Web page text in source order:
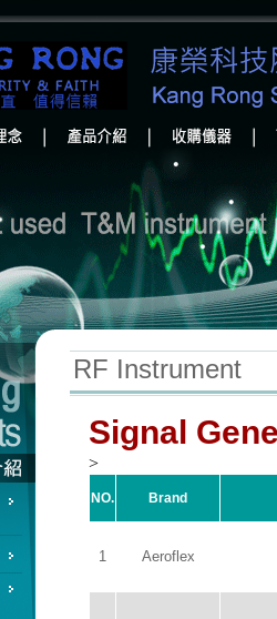
RF Instrument